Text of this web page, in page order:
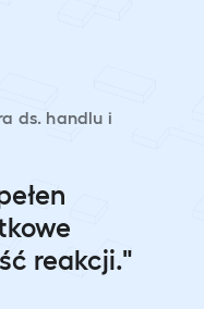
ds. handlu i
reakcji."